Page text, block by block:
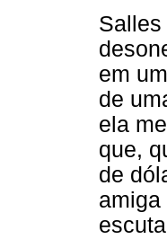
em
de
ela
que,
de
amiga